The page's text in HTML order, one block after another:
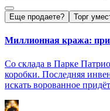
Еще продаете? Торг
Миллионная кража:
Со склада в Парке
коробки. Последняя
искать ворованное